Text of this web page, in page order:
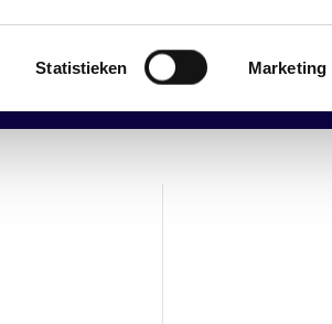
Statistieken Marketing
to help